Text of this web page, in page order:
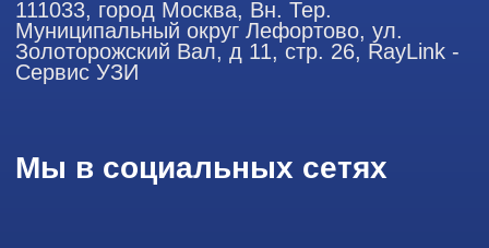
сервиса и предоставления релевантной рекламной
информации на основе ваших предпочтений и интересов.